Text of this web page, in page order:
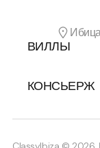
ВИЛЛЫ
КОНСЬЕРЖ